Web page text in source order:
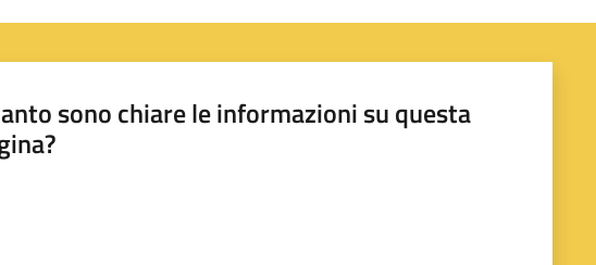
sono chiare le informazioni su questa